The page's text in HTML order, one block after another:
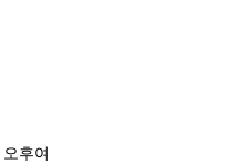
후여